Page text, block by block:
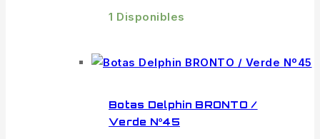
1 Disponibles
Botas Delphin BRONTO /
Verde Nº45